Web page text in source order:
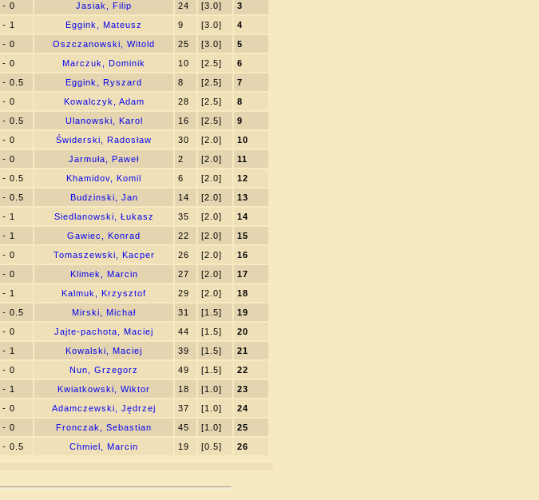
- 0 Jasiak, Filip 24 [3.0]
3
- 1 Eggink, Mateusz 9 [3.0]
4
- 0 Oszczanowski, Witold 25 [3.0]
5
- 0 Marczuk, Dominik 10 [2.5]
6
- 0.5 Eggink, Ryszard 8 [2.5]
7
- 0 Kowalczyk, Adam 28 [2.5]
8
- 0.5 Ulanowski, Karol 16 [2.5]
9
- 0 Świderski, Radosław 30 [2.0]
10
- 0 Jarmuła, Paweł 2 [2.0]
11
- 0.5 Khamidov, Komil 6 [2.0]
12
- 0.5 Budzinski, Jan 14 [2.0]
13
- 1 Siedlanowski, Łukasz 35 [2.0]
14
- 1 Gawiec, Konrad 22 [2.0]
15
- 0 Tomaszewski, Kacper 26 [2.0]
16
- 0 Klimek, Marcin 27 [2.0]
17
- 1 Kalmuk, Krzysztof 29 [2.0]
18
- 0.5 Mirski, Michał 31 [1.5]
19
- 0 Jajte-pachota, Maciej 44 [1.5]
20
- 1 Kowalski, Maciej 39 [1.5]
21
- 0 Nun, Grzegorz 49 [1.5]
22
- 1 Kwiatkowski, Wiktor 18 [1.0]
23
- 0 Adamczewski, Jędrzej 37 [1.0]
24
- 0 Fronczak, Sebastian 45 [1.0]
25
- 0.5 Chmiel, Marcin 19 [0.5] 26